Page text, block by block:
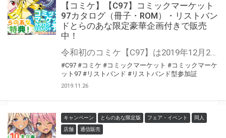
【コミケ】【C97】コミックマーケット
97カタログ（冊子・ROM）・リストバン
ドとらのあな限定豪華企画付きで販売
中！
令和初のコミケ【C97】は2019年12月28日(土)～31日(火)開催！ とらのあなでは今回もコミケカタログ、リストバンドをお買い上げの方に、豪華特典【男性向け＆女性向け】を多数ご用意！ ご予約はお早めに！
#C97 #コミケ #コミックマーケット #コミックマーケ
ット97 #リストバンド #リストバンド型参加証
2019.11.26
キャンペーン とらのあな限定版 フェア・イベント 同人
店舗 通信販売